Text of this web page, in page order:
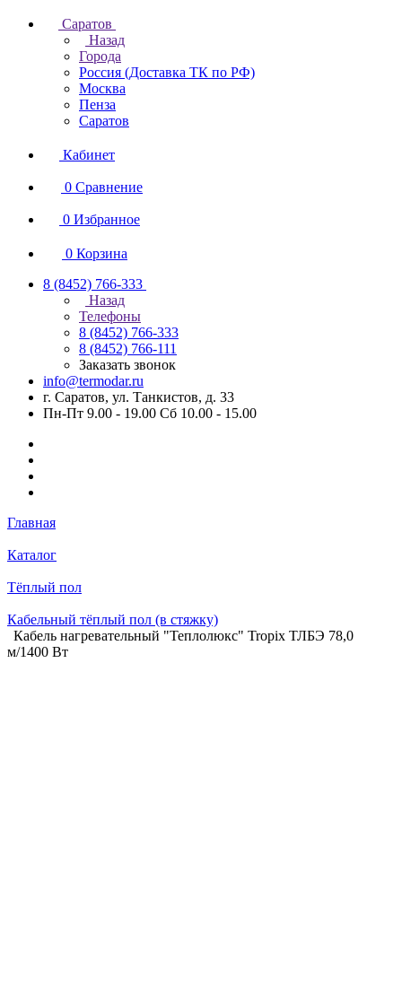
Саратов
Назад
Города
Россия (Доставка ТК по РФ)
Москва
Пенза
Саратов
Кабинет
0 Сравнение
0 Избранное
0 Корзина
8 (8452) 766-333
Назад
Телефоны
8 (8452) 766-333
8 (8452) 766-111
Заказать звонок
info@termodar.ru
г. Саратов, ул. Танкистов, д. 33
Пн-Пт 9.00 - 19.00 Сб 10.00 - 15.00
Главная
Каталог
Тёплый пол
Кабельный тёплый пол (в стяжку)
Кабель нагревательный "Теплолюкс" Tropix ТЛБЭ 78,0
м/1400 Вт